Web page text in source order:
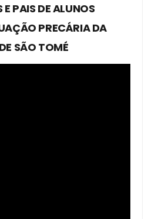
E PAIS DE ALUNOS
PRECÁRIA DA
SÃO TOMÉ